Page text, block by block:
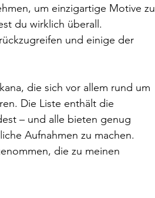
um einzigartige Motive zu
du wirklich überall.
und einige der
die sich vor allem rund um
Die Liste enthält die
– und alle bieten genug
Aufnahmen zu machen.
die zu meinen